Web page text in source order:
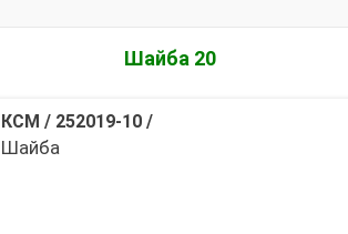
Шайба 20
КСМ / 252019-10/
Шайба